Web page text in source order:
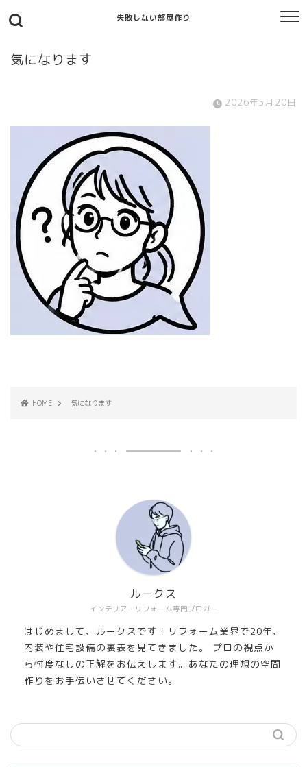
失敗しない部屋作り
気になります
2026年5月20日
HOME 気になります
インテリア・リフォーム専門ブロガー
ルークス
はじめまして、ルークスです！リフォーム業界で20年、
内装や住宅設備の裏表を見てきました。 プロの視点か
ら忖度なしの正解をお伝えします。あなたの理想の空間
作りをお手伝いさせてください。